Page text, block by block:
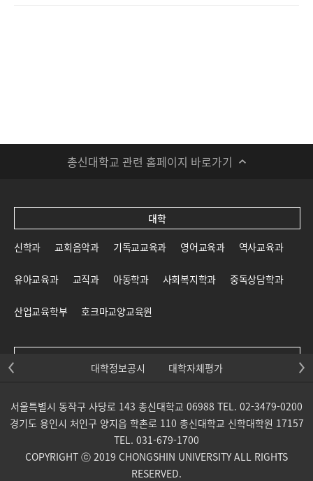
총신대학교 관련 홈페이지 바로가기
대학
신학과 교회음악과 기독교교육과 영어교육과 역사교육과
유아교육과 교직과 아동학과 사회복지학과 중독상담학과
산업교육학부 호크마교양교육원
목회신학전문대학원 사회복지대학원 상담대학원
교회음악대학원 통일개발대학원 산업교육학부 대학원
대학정보공시 대학자체평가
서울특별시 동작구 사당로 143 총신대학교 06988 TEL. 02-3479-0200
경기도 용인시 처인구 양지읍 학촌로 110 총신대학교 신학대학원 17157
TEL. 031-679-1700
COPYRIGHT ⓒ 2019 CHONGSHIN UNIVERSITY ALL RIGHTS
RESERVED.